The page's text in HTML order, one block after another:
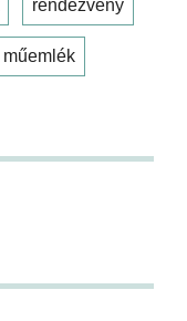
rendezvény
műemlék